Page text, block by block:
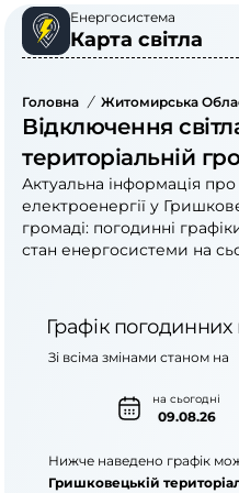
Енергосистема
Карта світла
Головна / Житомирська
Відключення
територіальній
Актуальна інформація
електроенергії у
громаді: погодинні
стан енергосистеми на
Графік
на сьогодні
09.08.26
Зі всіма змінами станом на
Нижче наведено графік
Гришковецькій